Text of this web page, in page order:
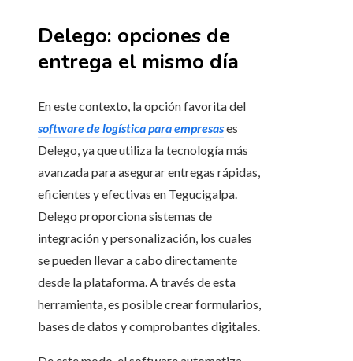
Delego: opciones de
entrega el mismo día
En este contexto, la opción favorita del
software de logística para empresases
Delego, ya que utiliza la tecnología más
avanzada para asegurar entregas rápidas,
eficientes y efectivas en Tegucigalpa.
Delego proporciona sistemas de
integración y personalización, los cuales
se pueden llevar a cabo directamente
desde la plataforma. A través de esta
herramienta, es posible crear formularios,
bases de datos y comprobantes digitales.